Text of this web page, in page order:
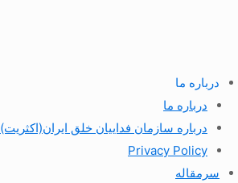
درباره ما
درباره ما
درباره سازمان فداییان خلق ایران(اکثریت)
Privacy Policy
سرمقاله